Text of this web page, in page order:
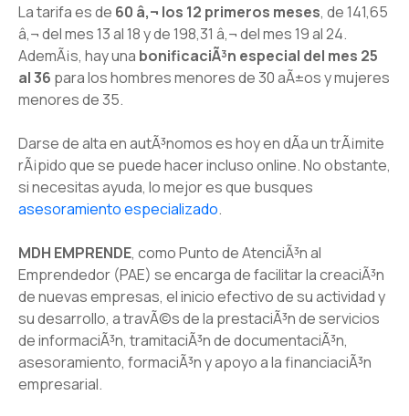
La tarifa es de 60 â‚¬ los 12 primeros meses, de 141,65
â‚¬ del mes 13 al 18 y de 198,31 â‚¬ del mes 19 al 24.
AdemÃ¡s, hay una bonificaciÃ³n especial del mes 25
al 36 para los hombres menores de 30 aÃ±os y mujeres
menores de 35.
Darse de alta en autÃ³nomos es hoy en dÃ­a un trÃ¡mite
rÃ¡pido que se puede hacer incluso online. No obstante,
si necesitas ayuda, lo mejor es que busques
asesoramiento especializado.
MDH EMPRENDE, como Punto de AtenciÃ³n al
Emprendedor (PAE) se encarga de facilitar la creaciÃ³n
de nuevas empresas, el inicio efectivo de su actividad y
su desarrollo, a travÃ©s de la prestaciÃ³n de servicios
de informaciÃ³n, tramitaciÃ³n de documentaciÃ³n,
asesoramiento, formaciÃ³n y apoyo a la financiaciÃ³n
empresarial.